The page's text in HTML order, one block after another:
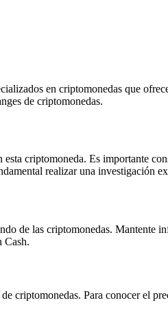
en criptomonedas que
de criptomonedas.
criptomoneda. Es importante
realizar una investigación
de las criptomonedas. Mantente
Cash.
criptomonedas. Para conocer el